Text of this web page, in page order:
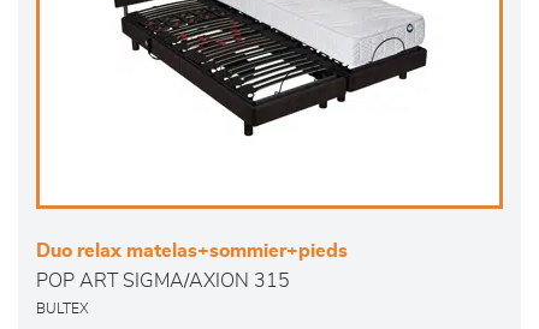
Duo relax matelas+sommier+pieds
POP ART SIGMA/AXION 315
BULTEX